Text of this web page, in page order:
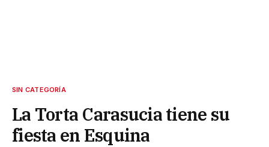
SIN CATEGORÍA
La Torta Carasucia tiene su
fiesta en Esquina